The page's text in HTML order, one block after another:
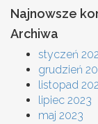
Najnowsze
Archiwa
styczeń
grudzień
listopad
lipiec 2023
maj 2023